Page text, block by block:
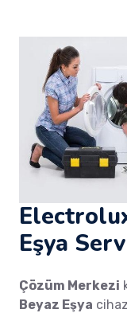
Eşya
Çözüm Merkezi
Beyaz Eşya